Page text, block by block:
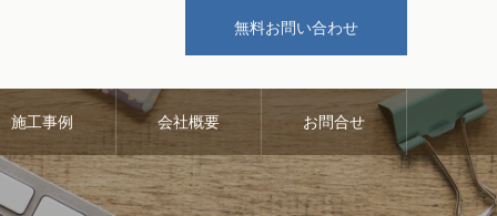
無料お問い合わせ
施工事例 会社概要 お問合せ